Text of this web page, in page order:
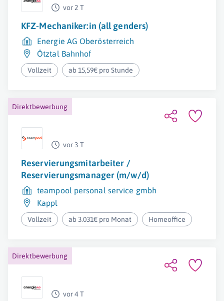
vor 2 T
KFZ-Mechaniker:in (all genders)
Energie AG Oberösterreich
Ötztal Bahnhof
Vollzeit ab 15,59€ pro Stunde
Direktbewerbung
vor 3 T
Reservierungsmitarbeiter /
Reservierungsmanager (m/w/d)
teampool personal service gmbh
Kappl
Vollzeit ab 3.031€ pro Monat Homeoffice
Direktbewerbung
vor 4 T